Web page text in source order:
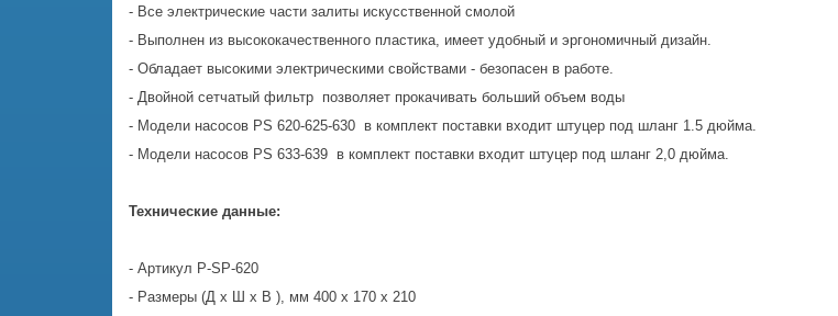
- Все электрические части залиты искусственной смолой
- Выполнен из высококачественного пластика, имеет удобный и эргономичный дизайн.
- Обладает высокими электрическими свойствами - безопасен в работе.
- Двойной сетчатый фильтр позволяет прокачивать больший объем воды
- Модели насосов PS 620-625-630 в комплект поставки входит штуцер под шланг 1.5 дюйма.
- Модели насосов PS 633-639 в комплект поставки входит штуцер под шланг 2,0 дюйма.
Технические данные:
- Артикул P-SP-620
- Размеры (Д х Ш х В ), мм 400 х 170 х 210